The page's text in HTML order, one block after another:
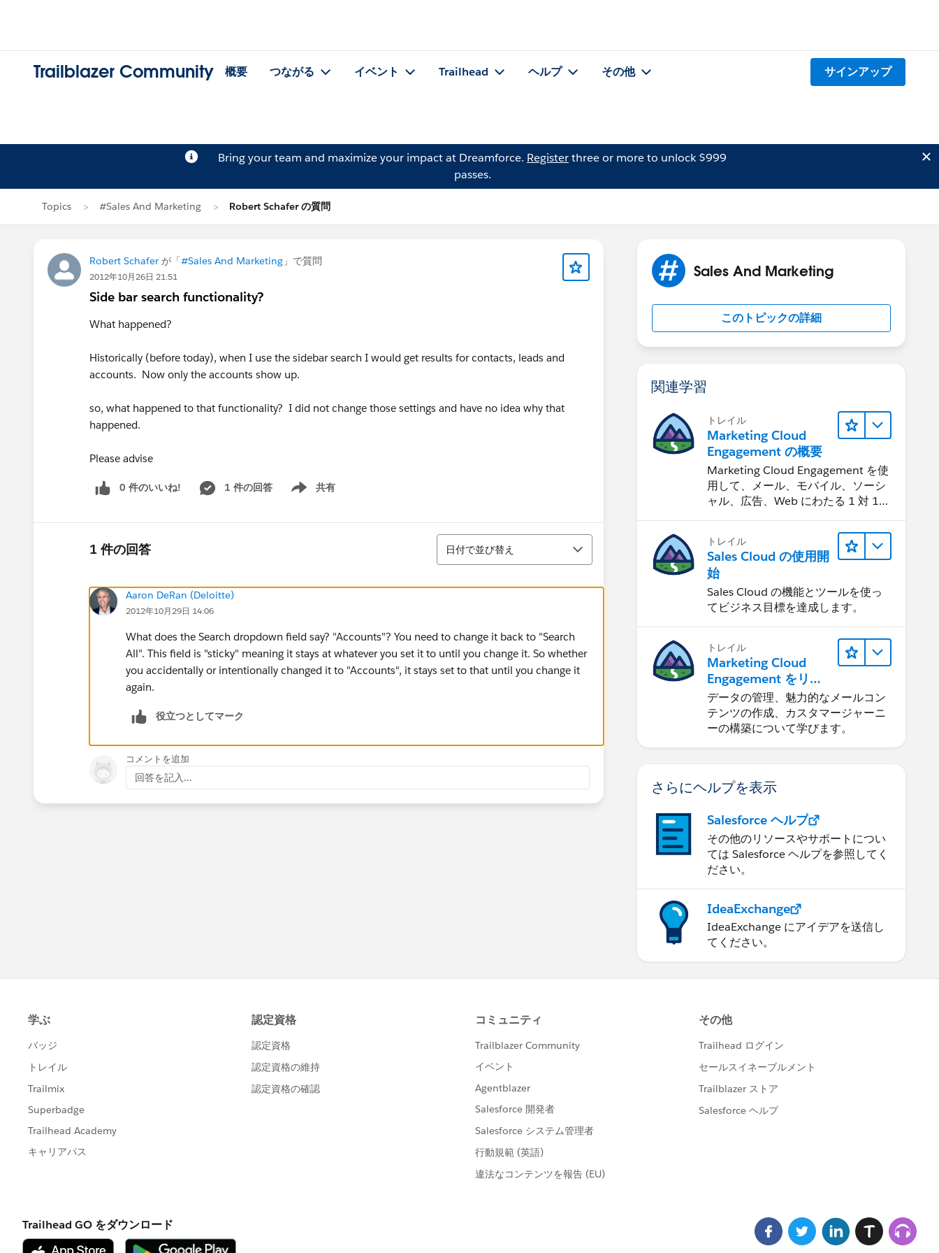
Trailblazer Community 概要 つながる イベント Trailhead ヘルプ その他 サインアップ
Bring your team and maximize your impact at Dreamforce. Registerthree or more to unlock $999
passes.
Topics #Sales And Marketing Robert Schafer の質問
Robert Schafer が「#Sales And Marketing 」で質問
2012年10月26日 21:51
Side bar search functionality?
What happened?
Historically (before today), when I use the sidebar search I would get results for contacts, leads and
accounts. Now only the accounts show up.
so, what happened to that functionality? I did not change those settings and have no idea why that
happened.
Please advise
0 件のいいね! 1 件の回答 共有
Show menu
1 件の回答
並び替え
日付で並び替え
Aaron DeRan (Deloitte)
2012年10月29日 14:06
What does the Search dropdown field say? "Accounts"? You need to change it back to "Search
All". This field is "sticky" meaning it stays at whatever you set it to until you change it. So whether
you accidentally or intentionally changed it to "Accounts", it stays set to that until you change it
again.
役立つとしてマーク
コメントを追加
回答を記入...
Sales And Marketing
このトピックの詳細
関連学習
トレイル
Marketing Cloud
Engagement の概要
Marketing Cloud Engagement を使
用して、メール、モバイル、ソーシ
ャル、広告、Web にわたる 1 対 1
トレイル
Sales Cloud の使用開
始
Sales Cloud の機能とツールを使っ
てビジネス目標を達成します。
トレイル
Marketing Cloud
Engagement をリリ
ースする
データの管理、魅力的なメールコン
テンツの作成、カスタマージャーニ
ーの構築について学びます。
さらにヘルプを表示
Salesforce ヘルプ
その他のリソースやサポートについ
ては Salesforce ヘルプを参照してく
ださい。
IdeaExchange
IdeaExchange にアイデアを送信し
てください。